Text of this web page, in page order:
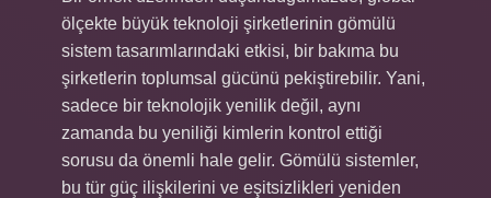
ölçekte büyük teknoloji şirketlerinin gömülü
sistem tasarımlarındaki etkisi, bir bakıma bu
şirketlerin toplumsal gücünü pekiştirebilir. Yani,
sadece bir teknolojik yenilik değil, aynı
zamanda bu yeniliği kimlerin kontrol ettiği
sorusu da önemli hale gelir. Gömülü sistemler,
bu tür güç ilişkilerini ve eşitsizlikleri yeniden